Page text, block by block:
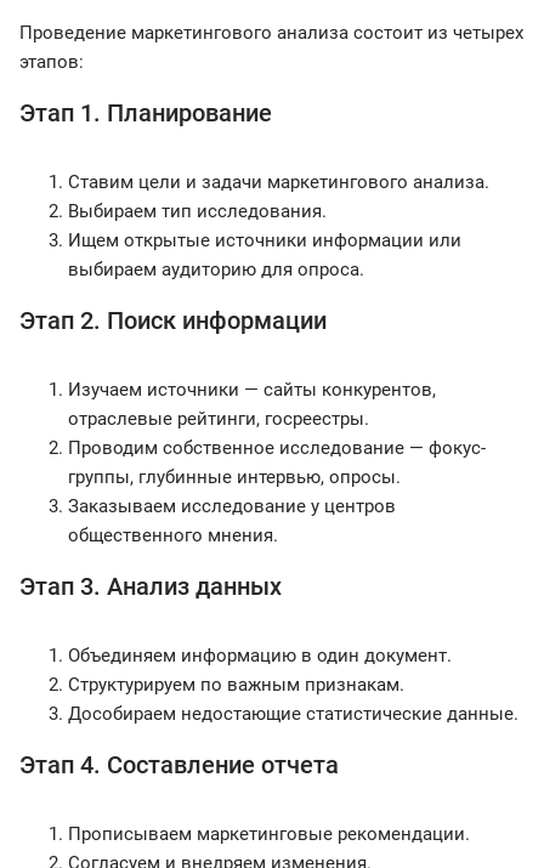
Проведение маркетингового анализа состоит из четырех
этапов:
Этап 1. Планирование
Ставим цели и задачи маркетингового анализа.
Выбираем тип исследования.
Ищем открытые источники информации или
выбираем аудиторию для опроса.
Этап 2. Поиск информации
Изучаем источники — сайты конкурентов,
отраслевые рейтинги, госреестры.
Проводим собственное исследование — фокус-
группы, глубинные интервью, опросы.
Заказываем исследование у центров
общественного мнения.
Этап 3. Анализ данных
Объединяем информацию в один документ.
Структурируем по важным признакам.
Дособираем недостающие статистические данные.
Этап 4. Составление отчета
Прописываем маркетинговые рекомендации.